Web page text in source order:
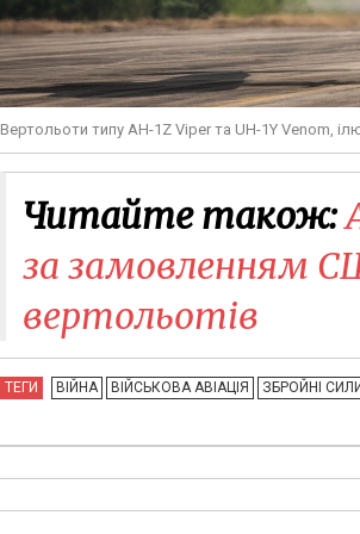
Вертольоти типу AH-1Z Viper та UH-1Y Venom,
Читайте також:
за замовленням
вертольотів
ТЕГИ ВІЙНА ВІЙСЬКОВА АВІАЦІЯ ЗБРОЙНІ